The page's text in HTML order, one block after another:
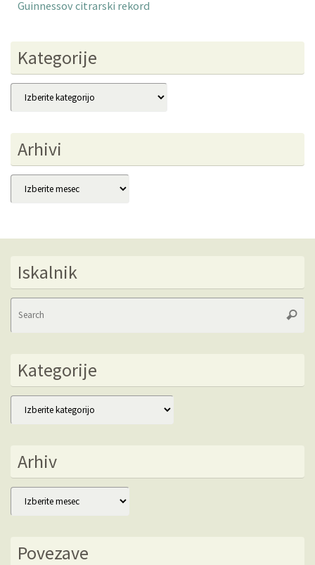
Guinnessov citrarski rekord
Kategorije
Kategorije
Arhivi
Arhivi
Iskalnik
Kategorije
Kategorije
Arhiv
Arhiv
Povezave